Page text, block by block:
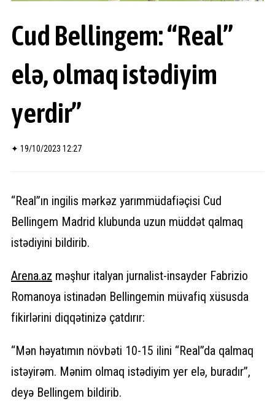
Cud Bellingem: “Real”
elə, olmaq istədiyim
yerdir”
✦ 19/10/2023 12:27
“Real”ın ingilis mərkəz yarımmüdafiəçisi Cud
Bellingem Madrid klubunda uzun müddət qalmaq
istədiyini bildirib.
Arena.az məşhur italyan jurnalist-insayder Fabrizio
Romanoya istinadən Bellingemin müvafiq xüsusda
fikirlərini diqqətinizə çatdırır:
“Mən həyatımın növbəti 10-15 ilini “Real”da qalmaq
istəyirəm. Mənim olmaq istədiyim yer elə, buradır”,
deyə Bellingem bildirib.